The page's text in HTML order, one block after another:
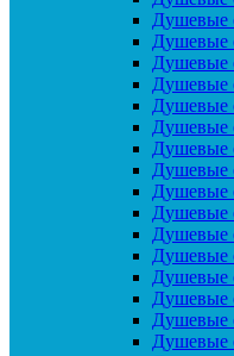
Душевые
Душевые
Душевые
Душевые
Душевые
Душевые
Душевые
Душевые
Душевые
Душевые
Душевые
Душевые
Душевые
Душевые
Душевые
Душевые